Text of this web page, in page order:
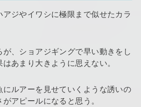
アジやイワシに極限まで似せたカラ
、ショアジギングで早い動きをし
あまり大きように思えない。
にルアーを見せていくような誘いの
アピールになると思う。